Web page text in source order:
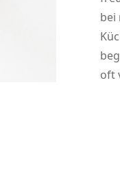
bei
oft